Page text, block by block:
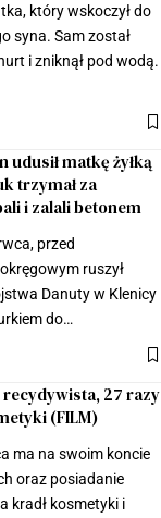
który wskoczył do
syna. Sam został
i zniknął pod wodą.
udusił matkę żyłką
trzymał za
i zalali betonem
przed
ruszył
Danuty w Klenicy
do…
27 razy
(FILM)
ma na swoim koncie
oraz posiadanie
kradł kosmetyki i